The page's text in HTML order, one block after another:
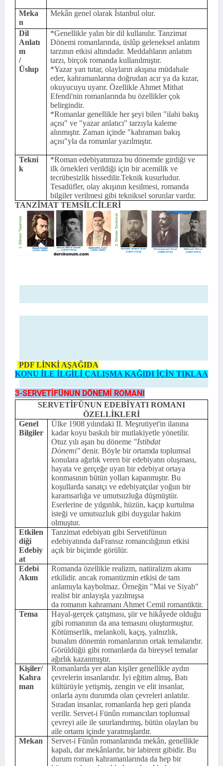
Meka
n
Mekân genel olarak İstanbul olur.
Dil
Anlatı
m
/
Üslup
*Genellikle yalın bir dil kullanılır. Tanzimat
Dönemi romanlarında, üslûp geleneksel anlatım
tarzının etkisi altındadır. Meddahların anlatım
tarzı, birçok romanda kullanılmıştır.
*Yazar yan tutar, olayların akışına müdahale
eder, kahramanlarına doğrudan acır ya da kızar,
okuyucuyu uyarır. Özellikle Ahmet Mithat
Efendi'nin romanlarında bu özellikler çok
belirgindir.
*Romanlar genellikle her şeyi bilen "ilahi bakış
açısı" ve "yazar anlatıcı" tarzıyla kaleme
alınmıştır. Zaman içinde "kahraman bakış
açısı"yla da romanlar yazılmıştır.
Tekni
k
*Roman edebiyatımıza bu dönemde girdiği ve
ilk örnekleri verildiği için bir acemilik ve
tecrübesizlik hissedilir.Teknik kusurludur.
Tesadüfler, olay akışının kesilmesi, romanda
bilgiler verilmesi gibi tekniksel sorunlar vardır.
TANZİMAT TEMSİLCİLERİ
PDF LİNKİ AŞAĞIDA
KONU İLE İLGİLİ ÇALIŞMA KAĞIDI İÇİN TIKLAA
3-SERVETİFÜNUN DÖNEMİ ROMANI
SERVETİFÜNUN EDEBİYATI ROMANI
ÖZELLİKLERİ
Genel
Bilgiler
Ülke 1908 yılındaki II. Meşrutiyet'in ilanına
kadar koyu baskılı bir mutlakiyetle yönetilir.
Otuz yılı aşan bu döneme "İstibdat
Dönemi" denir. Böyle bir ortamda toplumsal
konulara ağırlık veren bir edebiyatın oluşması,
hayata ve gerçeğe uyan bir edebiyat ortaya
konmasının bütün yolları kapanmıştır. Bu
koşullarda sanatçı ve edebiyatçılar yoğun bir
karamsarlığa ve umutsuzluğa düşmüştür.
Eserlerine de yılgınlık, hüzün, kaçıp kurtulma
isteği ve umutsuzluk gibi duygular hakim
olmuştur.
Etkilen
diği
Edebiy
at
Tanzimat edebiyatı gibi Servetifünun
edebiyatında daFransız romancılığının etkisi
açık bir biçimde görülür.
Edebi
Akım
Romanda özellikle realizm, natüralizm akımı
etkilidir. ancak romantizmin etkisi de tam
anlamıyla kaybolmaz. Örneğin "Mai ve Siyah"
realist bir anlayışla yazılmışsa
da romanın kahramanı Ahmet Cemil romantiktir.
Tema
Hayal-gerçek çatışması, şiir ve hikâyede olduğu
gibi romanının da ana temasını oluşturmuştur.
Kötümserlik, melankoli, kaçış, yalnızlık,
bunalım dönemin romanlarının ortak temalarıdır.
Görüldüğü gibi romanlarda da bireysel temalar
ağırlık kazanmıştır.
Kişiler/
Kahra
man
Romanlarda yer alan kişiler genellikle aydın
çevrelerin insanlarıdır. İyi eğitim almış, Batı
kültürüyle yetişmiş, zengin ve elit insanlar,
onlarla aynı durumda olan çevreleri anlatılır.
Sıradan insanlar, romanlarda hep geri planda
verilir. Servet-i Fünûn romancıları toplumsal
çevreyi aile ile sınırlandırmış, bütün olayları bu
aile ortamı içinde yaratmışlardır.
Mekan
Servet-i Fünûn romanlarında mekân, genellikle
kapalı, dar mekânlardır, bir labirent gibidir. Bu
durum roman kahramanlarında da hep bir